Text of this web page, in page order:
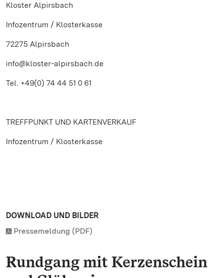
Kloster Alpirsbach
Infozentrum / Klosterkasse
72275 Alpirsbach
info@kloster-alpirsbach.de
Tel. +49(0) 74 44 51 0 61
TREFFPUNKT UND KARTENVERKAUF
Infozentrum / Klosterkasse
DOWNLOAD UND BILDER
Pressemeldung (PDF)
Rundgang mit Kerzenschein